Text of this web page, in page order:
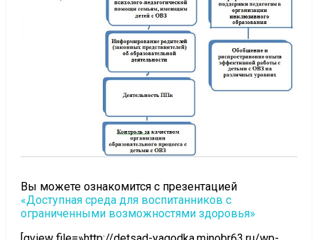
Вы можете ознакомится с презентацией
«Доступная среда для воспитанников с
ограниченными возможностями здоровья»